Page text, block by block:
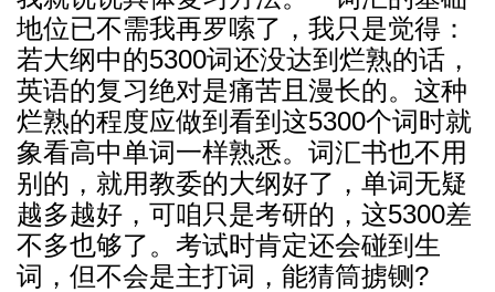
地位已不需我再罗嗦了，我只是觉得：
若大纲中的5300词还没达到烂熟的话，
英语的复习绝对是痛苦且漫长的。这种
烂熟的程度应做到看到这5300个词时就
象看高中单词一样熟悉。词汇书也不用
别的，就用教委的大纲好了，单词无疑
越多越好，可咱只是考研的，这5300差
不多也够了。考试时肯定还会碰到生
词，但不会是主打词，能猜筒掳铡?